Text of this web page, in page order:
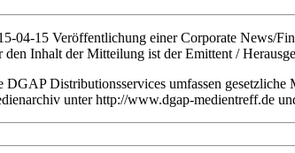
04-15 Veröffentlichung einer Corporate News/
den Inhalt der Mitteilung ist der Emittent /
DGAP Distributionsservices umfassen
unter http://www.dgap-medientreff.de